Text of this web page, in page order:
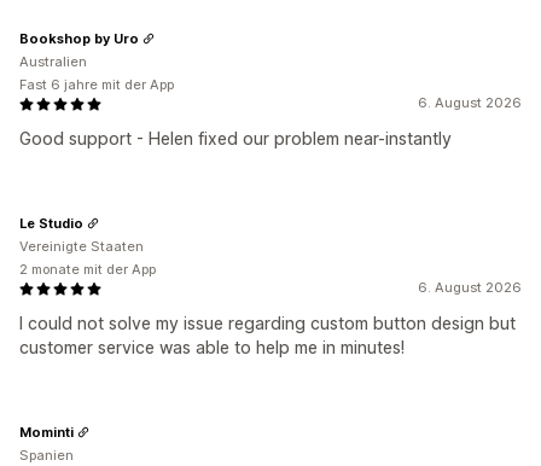
6. August 2026
Good support - Helen fixed our problem near-instantly
Bookshop by Uro
Australien
Fast 6 jahre mit der App
6. August 2026
I could not solve my issue regarding custom button design but
customer service was able to help me in minutes!
Le Studio
Vereinigte Staaten
2 monate mit der App
Mominti
Spanien